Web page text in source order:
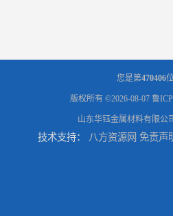
您是第470406
版权所有 ©2026-08-07 鲁
山东华钰金属材料有限公
技术支持： 八方资源网 免责声